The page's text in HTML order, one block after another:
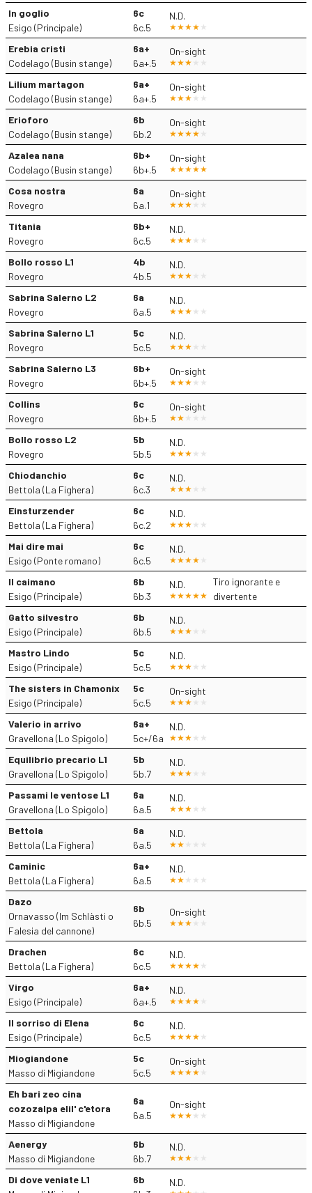
In goglio
Esigo (Principale)
6c
6c.5
N.D.
Erebia cristi
Codelago (Busin stange)
6a+
6a+.5
On-sight
Lilium martagon
Codelago (Busin stange)
6a+
6a+.5
On-sight
Erioforo
Codelago (Busin stange)
6b
6b.2
On-sight
Azalea nana
Codelago (Busin stange)
6b+
6b+.5
On-sight
Cosa nostra
Rovegro
6a
6a.1
On-sight
Titania
Rovegro
6b+
6c.5
N.D.
Bollo rosso L1
Rovegro
4b
4b.5
N.D.
Sabrina Salerno L2
Rovegro
6a
6a.5
N.D.
Sabrina Salerno L1
Rovegro
5c
5c.5
N.D.
Sabrina Salerno L3
Rovegro
6b+
6b+.5
On-sight
Collins
Rovegro
6c
6b+.5
On-sight
Bollo rosso L2
Rovegro
5b
5b.5
N.D.
Chiodanchio
Bettola (La Fighera)
6c
6c.3
N.D.
Einsturzender
Bettola (La Fighera)
6c
6c.2
N.D.
Mai dire mai
Esigo (Ponte romano)
6c
6c.5
N.D.
Il caimano
Esigo (Principale)
6b
6b.3
N.D.
Tiro ignorante e
divertente
Gatto silvestro
Esigo (Principale)
6b
6b.5
N.D.
Mastro Lindo
Esigo (Principale)
5c
5c.5
N.D.
The sisters in Chamonix
Esigo (Principale)
5c
5c.5
On-sight
Valerio in arrivo
Gravellona (Lo Spigolo)
6a+
5c+/6a
N.D.
Equilibrio precario L1
Gravellona (Lo Spigolo)
5b
5b.7
N.D.
Passami le ventose L1
Gravellona (Lo Spigolo)
6a
6a.5
N.D.
Bettola
Bettola (La Fighera)
6a
6a.5
N.D.
Caminic
Bettola (La Fighera)
6a+
6a.5
N.D.
Dazo
Ornavasso (Im Schlàsti o
Falesia del cannone)
6b
6b.5
On-sight
Drachen
Bettola (La Fighera)
6c
6c.5
N.D.
Virgo
Esigo (Principale)
6a+
6a+.5
N.D.
Il sorriso di Elena
Esigo (Principale)
6c
6c.5
N.D.
Miogiandone
Masso di Migiandone
5c
5c.5
On-sight
Eh bari zeo cina
cozozalpa elil' c'etora
Masso di Migiandone
6a
6a.5
On-sight
Aenergy
Masso di Migiandone
6b
6b.7
N.D.
Di dove veniate L1
6b
N.D.